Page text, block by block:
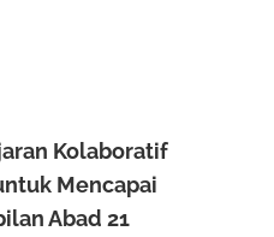
Kolaboratif
Mencapai
Abad 21